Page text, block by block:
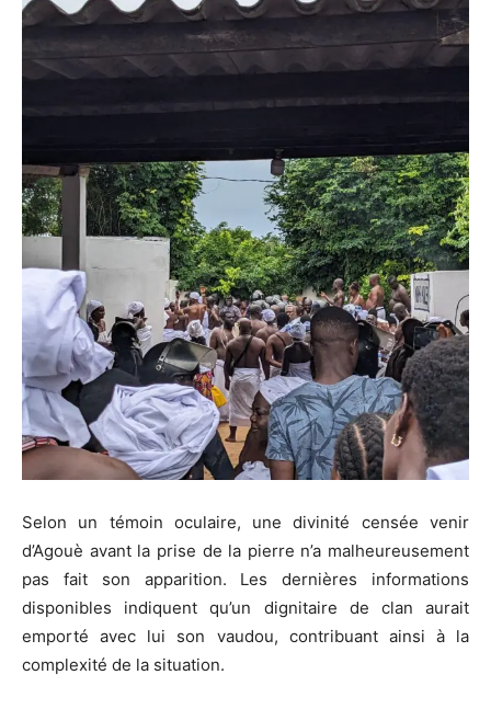
Selon un témoin oculaire, une divinité censée venir
d’Agouè avant la prise de la pierre n’a malheureusement
pas fait son apparition. Les dernières informations
disponibles indiquent qu’un dignitaire de clan aurait
emporté avec lui son vaudou, contribuant ainsi à la
complexité de la situation.